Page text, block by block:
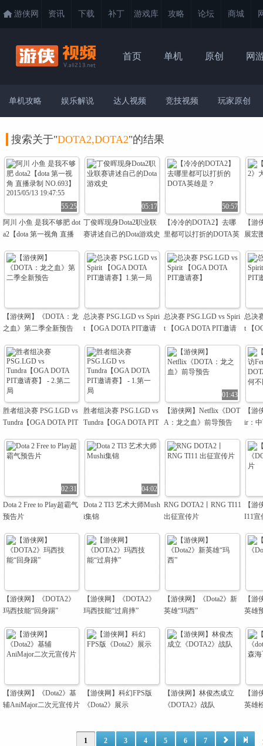
游侠网 资讯 下载 补丁 游戏库 攻略 论坛 商城
首页 单机 原创 网
单机攻略 娱乐解说 达人视频 竞技视频 玩家原创
搜索关于"DOTA2,DOTA2"的结果
55:25
阿川 小鱼 是我不够肥 dot
a2【dota 第一视角 直播
19:47:55
05:17
丁俊晖现身Dota2职业联
赛讲述自己的Dota游戏史
50:57
【冷冷的DOTA2】去哪
里都可以打折的DOTA英
【游
展宏
【游侠网】《DOTA：龙
之血》第二季全新预告
总决赛 PSG.LGD vs Spiri
t 【OGA DOTA PIT邀请
总决赛 PSG.LGD vs Spiri
t 【OGA DOTA PIT邀请
总决
t 【
胜者组决赛 PSG.LGD vs
Tundra【OGA DOTA PIT
胜者组决赛 PSG.LGD vs
Tundra【OGA DOTA PIT
01:43
【游侠网】Netflix《DOT
A：龙之血》前导预告
【游
ir：
02:31
Dota 2 Free to Play超霸气
预告片
04:02
Dota 2 TI3 艺术大师Mush
i集锦
RNG DOTA2丨RNG TI11
出征宣传片
【游
I11宣
【游侠网】《DOTA2》
玛西技能“回身踢”
【游侠网】《DOTA2》
玛西技能“过肩摔”
【游侠网】《Dota2》新
英雄“玛西”
【游
英雄
【游侠网】《Dota2》基
辅AniMajor二次元宣传片
【游侠网】科幻FPS版
《Dota2》展示
【游侠网】林俊杰成立
《DOTA2》战队
【游
英雄
1 2 3 4 5 6 7